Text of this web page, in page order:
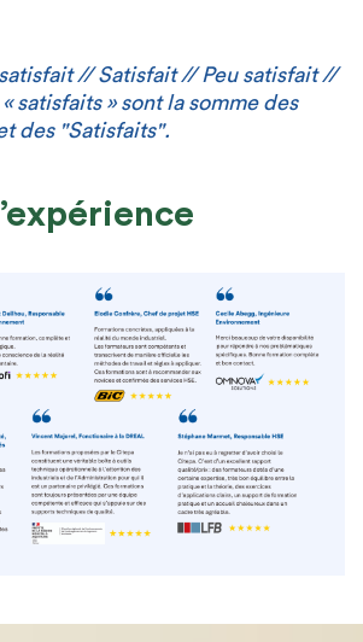
// Satisfait // Peu satisfait //
satisfaits » sont la somme des
des "Satisfaits".